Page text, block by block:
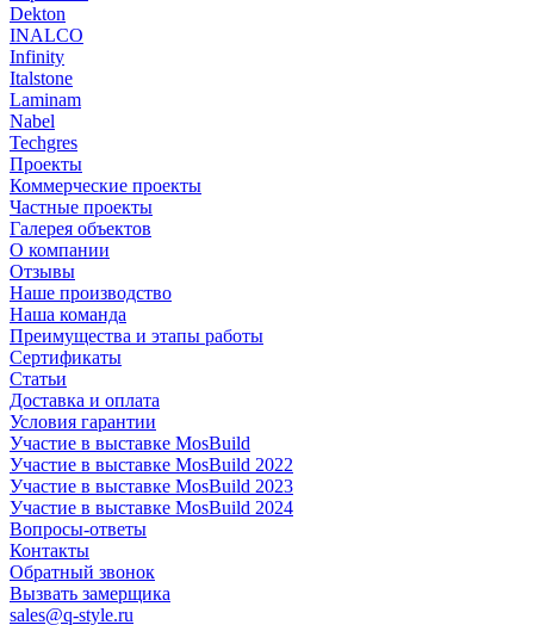
Dekton
INALCO
Infinity
Italstone
Laminam
Nabel
Techgres
Проекты
Коммерческие проекты
Частные проекты
Галерея объектов
О компании
Отзывы
Наше производство
Наша команда
Преимущества и этапы работы
Сертификаты
Статьи
Доставка и оплата
Условия гарантии
Участие в выставке MosBuild
Участие в выставке MosBuild 2022
Участие в выставке MosBuild 2023
Участие в выставке MosBuild 2024
Вопросы-ответы
Контакты
Обратный звонок
Вызвать замерщика
sales@q-style.ru